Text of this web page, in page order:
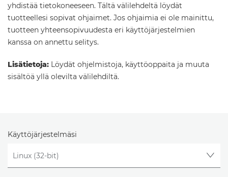
yhdistää tietokoneeseen. Tältä välilehdeltä löydät
tuotteellesi sopivat ohjaimet. Jos ohjaimia ei ole mainittu,
tuotteen yhteensopivuudesta eri käyttöjärjestelmien
kanssa on annettu selitys.
Lisätietoja: Löydät ohjelmistoja, käyttöoppaita ja muuta
sisältöä yllä olevilta välilehdiltä.
Käyttöjärjestelmäsi